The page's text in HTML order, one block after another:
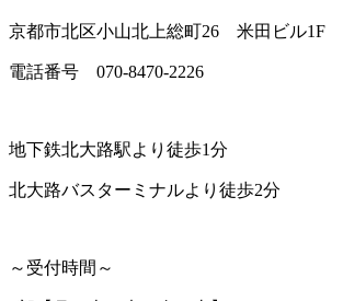
京都市北区小山北上総町26 米田ビル1F
電話番号 070-8470-2226
地下鉄北大路駅より徒歩1分
北大路バスターミナルより徒歩2分
～受付時間～